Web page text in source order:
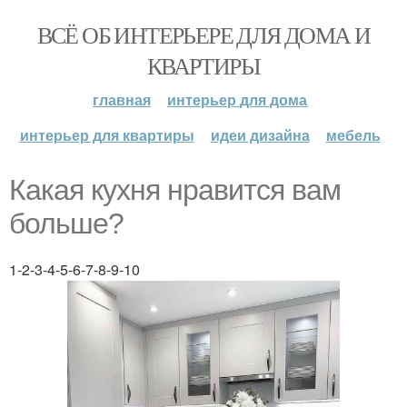
ВСЁ ОБ ИНТЕРЬЕРЕ ДЛЯ ДОМА И
КВАРТИРЫ
главная
интерьер для дома
интерьер для квартиры
идеи дизайна мебель
Какая кухня нравится вам
больше?
1-2-3-4-5-6-7-8-9-10